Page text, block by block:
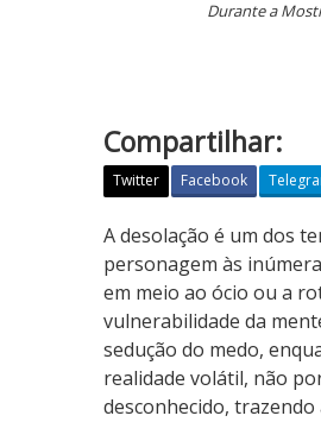
Durante a
Compartilhar:
Twitter Facebook
O
F
a
r
o
l
A desolação é um dos
personagem às
em meio ao ócio ou a
vulnerabilidade da
sedução do medo,
realidade volátil, não
desconhecido,